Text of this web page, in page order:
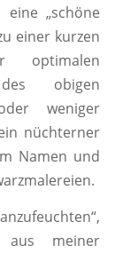
„schöne
einer kurzen
optimalen
obigen
weniger
nüchterner
Namen und
aus meiner